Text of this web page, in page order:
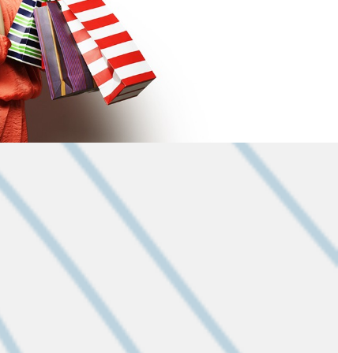
DE
2027
demander une
doivent compléter